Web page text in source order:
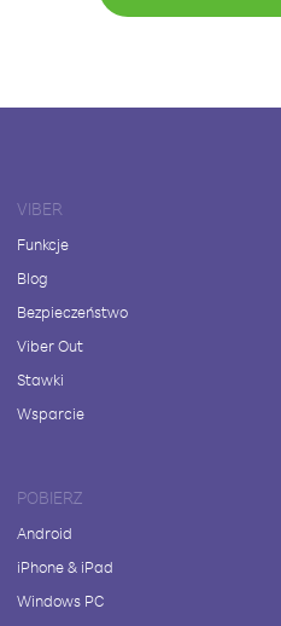
VIBER
Funkcje
Blog
Bezpieczeństwo
Viber Out
Stawki
Wsparcie
POBIERZ
Android
iPhone & iPad
Windows PC